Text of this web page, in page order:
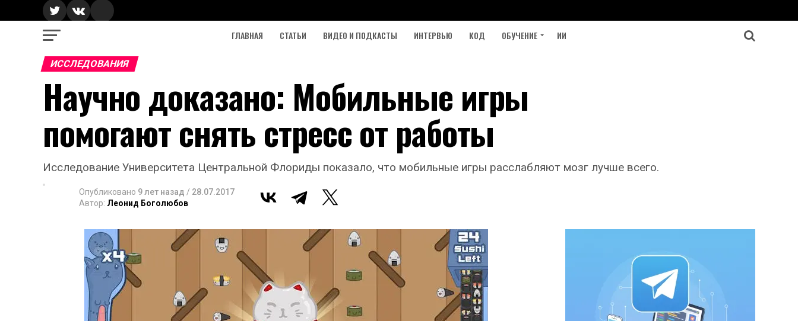
ГЛАВНАЯ СТАТЬИ ВИДЕО И ПОДКАСТЫ ИНТЕРВЬЮ КОД ОБУЧЕНИЕ ИИ
ИССЛЕДОВАНИЯ
Научно доказано: Мобильные игры
помогают снять стресс от работы
Исследование Университета Центральной Флориды показало, что мобильные игры расслабляют мозг лучше всего.
Опубликовано 9 лет назад / 28.07.2017
Автор: Леонид Боголюбов